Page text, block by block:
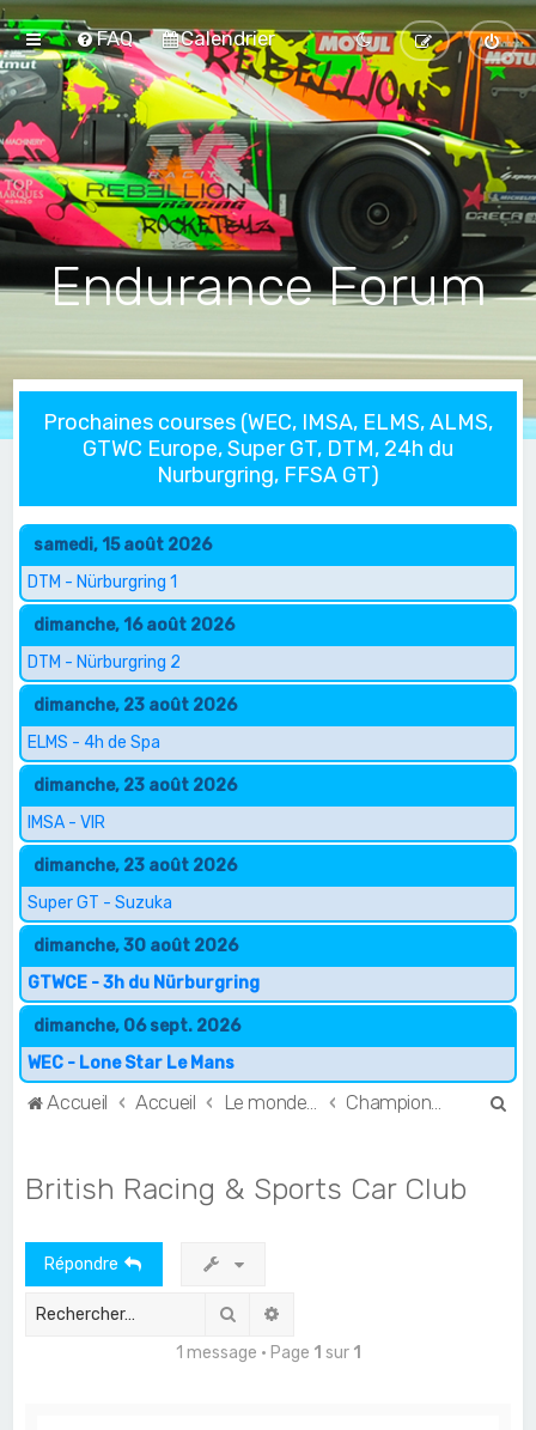
FAQ Calendrier
Endurance Forum
Prochaines courses (WEC, IMSA, ELMS, ALMS,
GTWC Europe, Super GT, DTM, 24h du
Nurburgring, FFSA GT)
samedi, 15 août 2026
DTM - Nürburgring 1
dimanche, 16 août 2026
DTM - Nürburgring 2
dimanche, 23 août 2026
ELMS - 4h de Spa
dimanche, 23 août 2026
IMSA - VIR
dimanche, 23 août 2026
Super GT - Suzuka
dimanche, 30 août 2026
GTWCE - 3h du Nürburgring
dimanche, 06 sept. 2026
WEC - Lone Star Le Mans
Accueil Accueil
British Racing & Sports Car Club
Répondre
Rechercher
1 message • Page 1 sur 1